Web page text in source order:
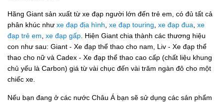
Hãng Giant sản xuất từ xe đạp người lớn đến trẻ em, có đủ tất cả
phân khúc như xe đạp địa hình xe đạp touring xe đạp đua xe
đạp trẻ em xe đạp gấp . Hiện Giant chia thành các thương hiệu
con như sau: Giant - Xe đạp thể thao cho nam, Liv - Xe đạp thể
thao cho nữ và Cadex - Xe đạp thể thao cao cấp (chất liệu khung
chủ yếu là Carbon) giá từ vài chục đến vài trăm ngàn đô cho một
chiếc xe.
Nếu bạn đang ở các nước Châu Á bạn sẽ sử dụng các sản phẩm